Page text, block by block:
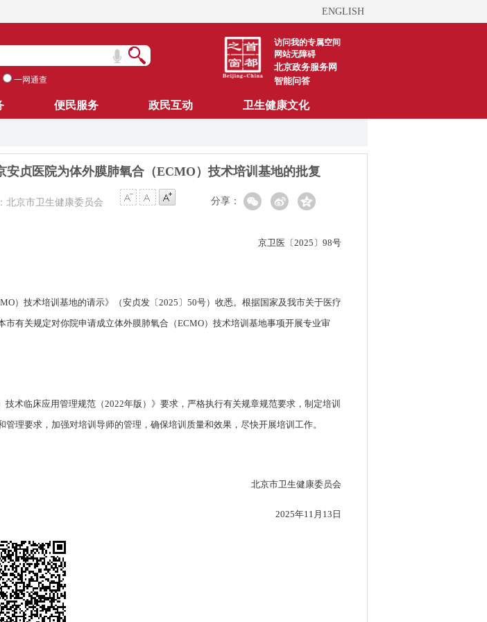
ENGLISH
访问我的专属空间
网站无障碍
北京政务服务网
智能问答
一网通查
便民服务 政民互动 卫生健康文化
贞医院为体外膜肺氧合（ECMO）技术培训基地的批复
北京市卫生健康委员会 分享：
京卫医〔2025〕98号
）技术培训基地的请示》（安贞发〔2025〕50号）收悉。根据国家及我市关于医疗
有关规定对你院申请成立体外膜肺氧合（ECMO）技术培训基地事项开展专业审
术临床应用管理规范（2022年版）》要求，严格执行有关规章规范要求，制定培训
理要求，加强对培训导师的管理，确保培训质量和效果，尽快开展培训工作。
北京市卫生健康委员会
2025年11月13日